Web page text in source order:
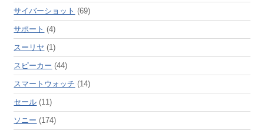
サイバーショット (69)
サポート (4)
スーリヤ (1)
スピーカー (44)
スマートウォッチ (14)
セール (11)
ソニー (174)